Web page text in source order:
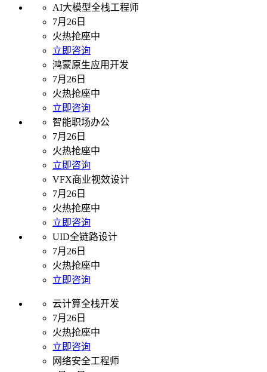
AI大模型全栈工程师
7月26日
火热抢座中
立即咨询
鸿蒙原生应用开发
7月26日
火热抢座中
立即咨询
智能职场办公
7月26日
火热抢座中
立即咨询
VFX商业视效设计
7月26日
火热抢座中
立即咨询
UID全链路设计
7月26日
火热抢座中
立即咨询
云计算全栈开发
7月26日
火热抢座中
立即咨询
网络安全工程师